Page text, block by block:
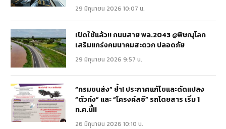
29 มิถุนายน 2026 10:07 น.
เปิดใช้แล้ว!! ถนนสาย พล.2043 @พิษณุโลก
เสริมแกร่งคมนาคมสะดวก ปลอดภัย
29 มิถุนายน 2026 9:57 น.
“กรมขนส่ง” ย้ำ! ประกาศแก้ไขและดัดแปลง
“ตัวถัง” และ “โครงคัสซี” รถโดยสาร เริ่ม 1
ก.ค.นี้!!
26 มิถุนายน 2026 10:10 น.